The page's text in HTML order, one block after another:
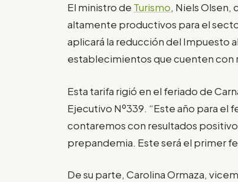
El ministro de Turismo, Niels Olsen,
altamente productivos para el
aplicará la reducción del Impuesto al
establecimientos que cuenten con
Esta tarifa rigió en el feriado de
Ejecutivo Nº339. “Este año para el
contaremos con resultados
prepandemia. Este será el primer
De su parte, Carolina Ormaza,